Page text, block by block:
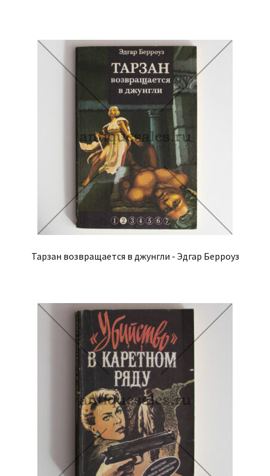
Тарзан возвращается в джунгли - Эдгар Берроуз